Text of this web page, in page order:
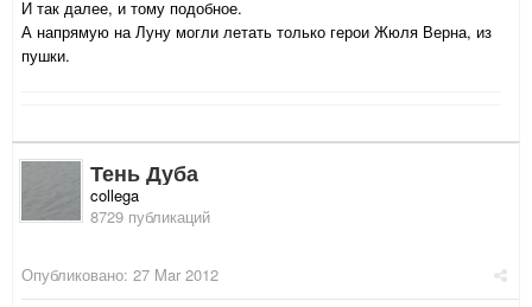
И так далее, и тому подобное.
А напрямую на Луну могли летать только герои Жюля Верна, из
пушки.
Тень Дуба
collega
8729 публикаций
Опубликовано: 27 Mar 2012